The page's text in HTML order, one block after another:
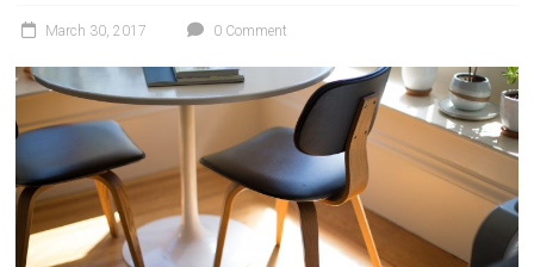
March 30, 2017 0 Comment